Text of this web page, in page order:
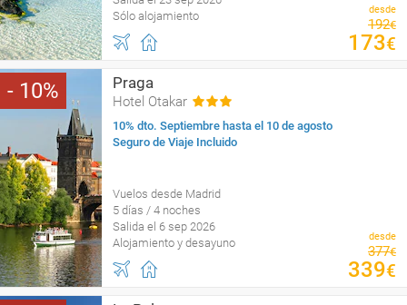
Sólo alojamiento
desde
192€
173€
10 Praga
Hotel Otakar
10% dto. Septiembre hasta el 10 de agosto
Seguro de Viaje Incluido
Vuelos desde Madrid
5 días / 4 noches
Salida el 6 sep 2026
Alojamiento y desayuno
desde
377€
339€